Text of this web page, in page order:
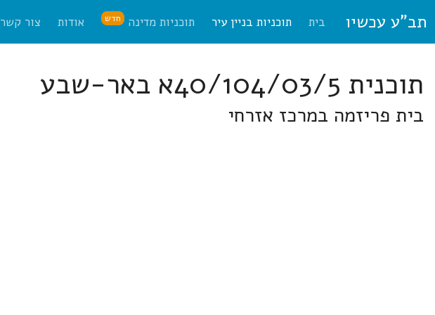
תב"ע עכשיו בית תוכניות בניין עיר תוכניות מדינה חדש אודות צור קשר
תוכנית 40/104/03/5א באר-שבע
בית פריזמה במרכז אזרחי